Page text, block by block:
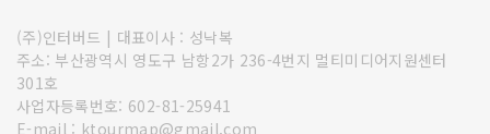
(주)인터버드 | 대표이사 : 성낙복
주소: 부산광역시 영도구 남항2가 236-4번지 멀티미디어지원센터
301호
사업자등록번호: 602-81-25941
E-mail : ktourmap@gmail.com